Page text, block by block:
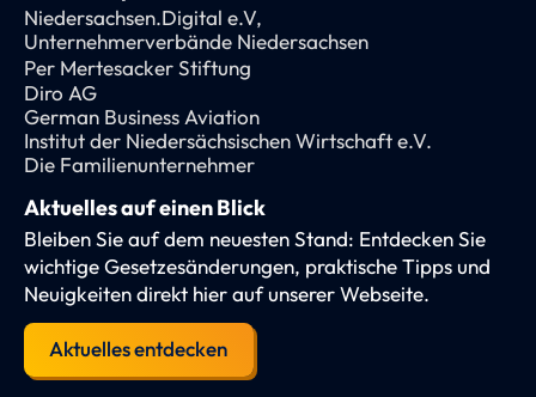
Niedersachsen.Digital e.V,
Unternehmerverbände Niedersachsen
Per Mertesacker Stiftung
Diro AG
German Business Aviation
Institut der Niedersächsischen Wirtschaft e.V.
Die Familienunternehmer
Aktuelles auf einen Blick
Bleiben Sie auf dem neuesten Stand: Entdecken Sie
wichtige Gesetzesänderungen, praktische Tipps und
Neuigkeiten direkt hier auf unserer Webseite.
Aktuelles entdecken